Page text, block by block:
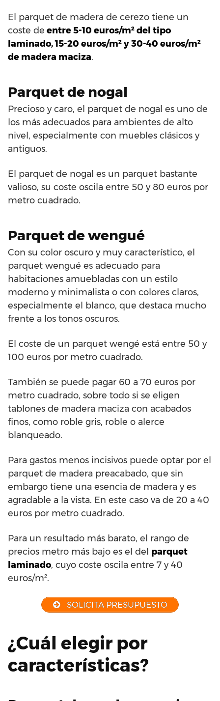
El parquet de madera de cerezo tiene un
coste de entre 5-10 euros/m² del tipo
laminado, 15-20 euros/m² y 30-40 euros/m²
de madera maciza.
Parquet de nogal
Precioso y caro, el parquet de nogal es uno de
los más adecuados para ambientes de alto
nivel, especialmente con muebles clásicos y
antiguos.
El parquet de nogal es un parquet bastante
valioso, su coste oscila entre 50 y 80 euros por
metro cuadrado.
Parquet de wengué
Con su color oscuro y muy característico, el
parquet wengué es adecuado para
habitaciones amuebladas con un estilo
moderno y minimalista o con colores claros,
especialmente el blanco, que destaca mucho
frente a los tonos oscuros.
El coste de un parquet wengé está entre 50 y
100 euros por metro cuadrado.
También se puede pagar 60 a 70 euros por
metro cuadrado, sobre todo si se eligen
tablones de madera maciza con acabados
finos, como roble gris, roble o alerce
blanqueado.
Para gastos menos incisivos puede optar por el
parquet de madera preacabado, que sin
embargo tiene una esencia de madera y es
agradable a la vista. En este caso va de 20 a 40
euros por metro cuadrado.
Para un resultado más barato, el rango de
precios metro más bajo es el del parquet
laminado, cuyo coste oscila entre 7 y 40
euros/m².
SOLICITA PRESUPUESTO
¿Cuál elegir por
características?